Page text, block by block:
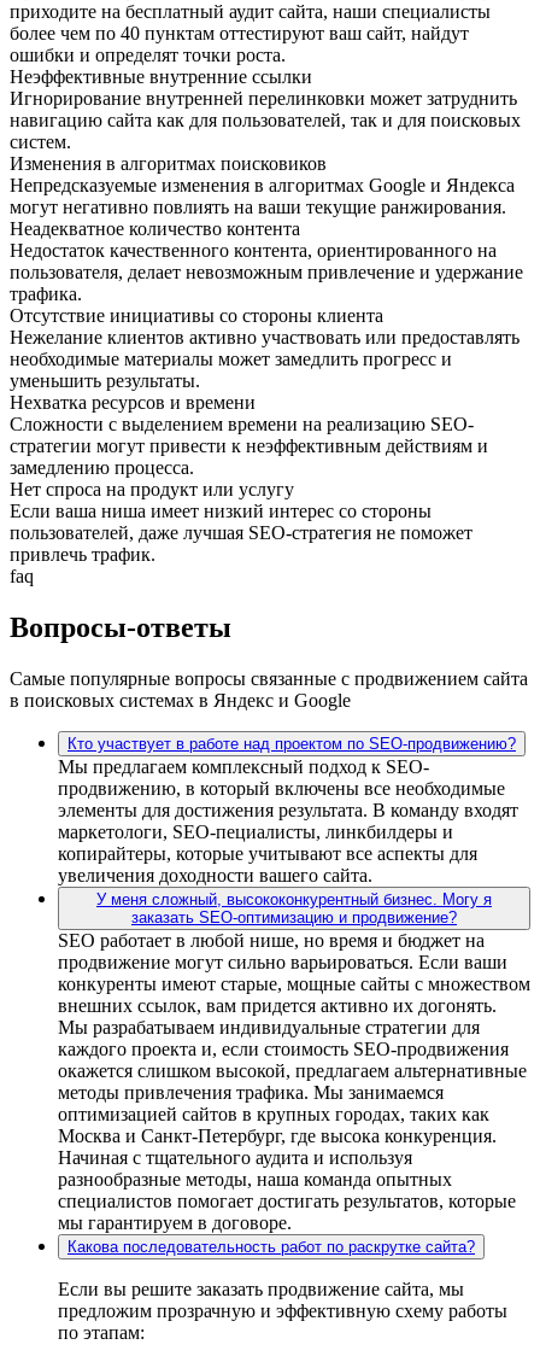
приходите на бесплатный аудит сайта, наши специалисты
более чем по 40 пунктам оттестируют ваш сайт, найдут
ошибки и определят точки роста.
Неэффективные внутренние ссылки
Игнорирование внутренней перелинковки может затруднить
навигацию сайта как для пользователей, так и для поисковых
систем.
Изменения в алгоритмах поисковиков
Непредсказуемые изменения в алгоритмах Google и Яндекса
могут негативно повлиять на ваши текущие ранжирования.
Неадекватное количество контента
Недостаток качественного контента, ориентированного на
пользователя, делает невозможным привлечение и удержание
трафика.
Отсутствие инициативы со стороны клиента
Нежелание клиентов активно участвовать или предоставлять
необходимые материалы может замедлить прогресс и
уменьшить результаты.
Нехватка ресурсов и времени
Сложности с выделением времени на реализацию SEO-
стратегии могут привести к неэффективным действиям и
замедлению процесса.
Нет спроса на продукт или услугу
Если ваша ниша имеет низкий интерес со стороны
пользователей, даже лучшая SEO-стратегия не поможет
привлечь трафик.
faq
Вопросы-ответы
Самые популярные вопросы связанные с продвижением сайта
в поисковых системах в Яндекс и Google
Кто участвует в работе над проектом по SEO-продвижению?
Мы предлагаем комплексный подход к SEO-
продвижению, в который включены все необходимые
элементы для достижения результата. В команду входят
маркетологи, SEO-пециалисты, линкбилдеры и
копирайтеры, которые учитывают все аспекты для
увеличения доходности вашего сайта.
У меня сложный, высококонкурентный бизнес. Могу я
заказать SEO-оптимизацию и продвижение?
SEO работает в любой нише, но время и бюджет на
продвижение могут сильно варьироваться. Если ваши
конкуренты имеют старые, мощные сайты с множеством
внешних ссылок, вам придется активно их догонять.
Мы разрабатываем индивидуальные стратегии для
каждого проекта и, если стоимость SEO-продвижения
окажется слишком высокой, предлагаем альтернативные
методы привлечения трафика. Мы занимаемся
оптимизацией сайтов в крупных городах, таких как
Москва и Санкт-Петербург, где высока конкуренция.
Начиная с тщательного аудита и используя
разнообразные методы, наша команда опытных
специалистов помогает достигать результатов, которые
мы гарантируем в договоре.
Какова последовательность работ по раскрутке сайта?
Если вы решите заказать продвижение сайта, мы
предложим прозрачную и эффективную схему работы
по этапам: